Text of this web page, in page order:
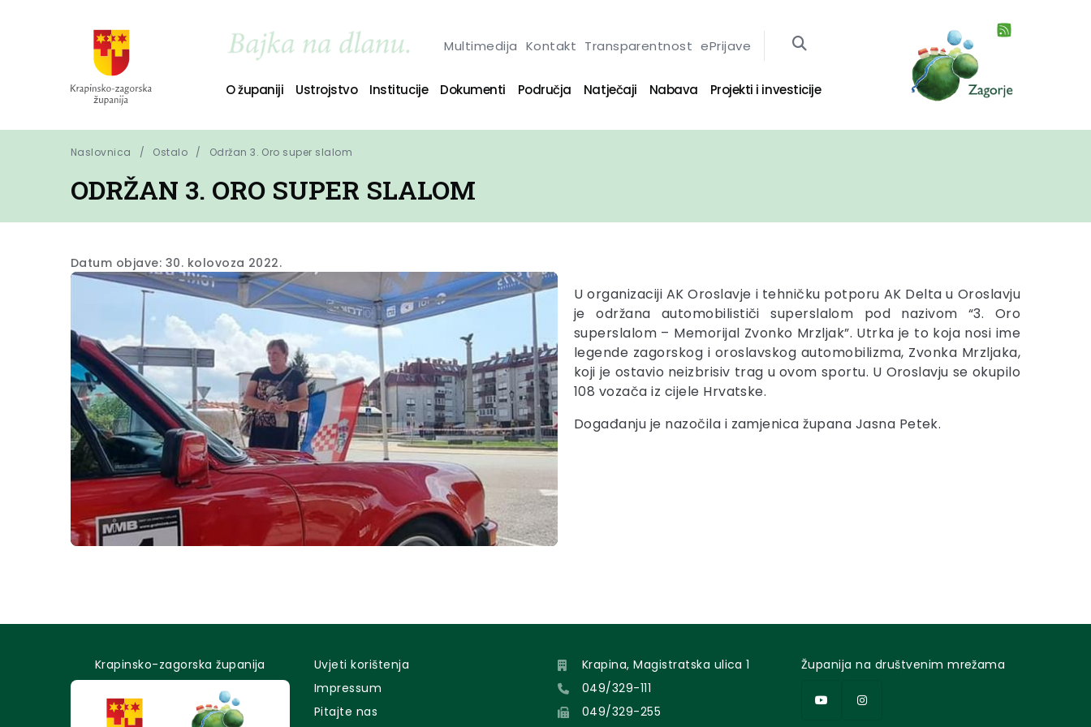
Multimedija Kontakt Transparentnost ePrijave
O županiji Ustrojstvo Institucije Dokumenti Područja Natječaji Nabava Projekti i investicije
Naslovnica Ostalo Održan 3. Oro super slalom
ODRŽAN 3. ORO SUPER SLALOM
Datum objave: 30. kolovoza 2022.
U organizaciji AK Oroslavje i tehničku potporu AK Delta u Oroslavju
je održana automobilističi superslalom pod nazivom “3. Oro
superslalom – Memorijal Zvonko Mrzljak”. Utrka je to koja nosi ime
legende zagorskog i oroslavskog automobilizma, Zvonka Mrzljaka,
koji je ostavio neizbrisiv trag u ovom sportu. U Oroslavju se okupilo
108 vozača iz cijele Hrvatske.
Događanju je nazočila i zamjenica župana Jasna Petek.
Krapinsko-zagorska županija
Uvjeti korištenja
Impressum
Pitajte nas
Krapina, Magistratska ulica 1
049/329-111
049/329-255
Županija na društvenim mrežama